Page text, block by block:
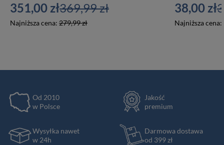
351,00 zł
Najniższa cena: 279,99 zł
369,99 zł 38,00 zł
Najniższa cena:
Od 2010
w Polsce
Jakość
premium
Wysyłka nawet
w 24h
Darmowa dostawa
od 399 zł